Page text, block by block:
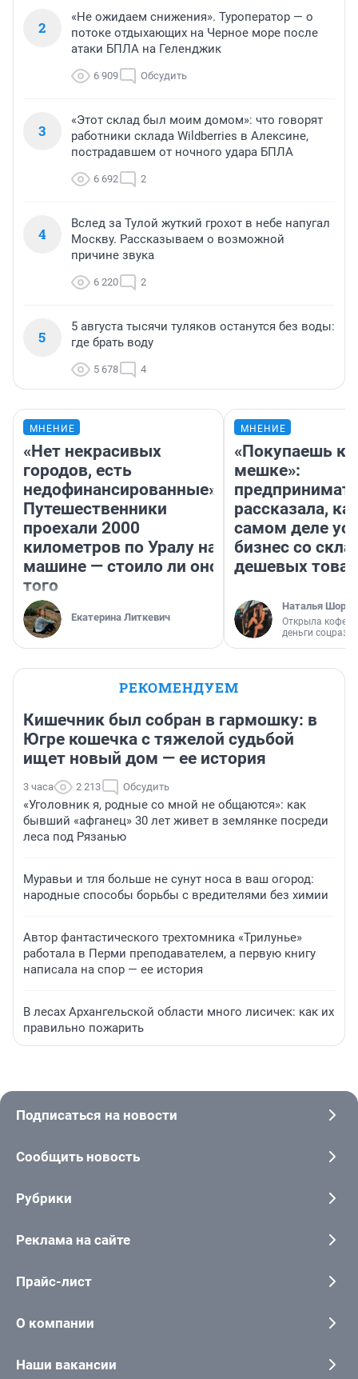
2
«Не ожидаем снижения». Туроператор — о
потоке отдыхающих на Черное море после
атаки БПЛА на Геленджик
6 909 Обсудить
3
«Этот склад был моим домом»: что говорят
работники склада Wildberries в Алексине,
пострадавшем от ночного удара БПЛА
6 692 2
4
Вслед за Тулой жуткий грохот в небе напугал
Москву. Рассказываем о возможной
причине звука
6 220 2
5
5 августа тысячи туляков останутся без воды:
где брать воду
5 678 4
МНЕНИЕ
«Нет некрасивых
городов, есть
недофинансированные».
Путешественники
проехали 2000
километров по Уралу на
машине — стоило ли оно
того
Екатерина Литкевич
МНЕНИЕ
«Покупаешь
мешке»:
рассказала,
самом деле
бизнес со
дешевых
Наталья
Открыла
деньги
РЕКОМЕНДУЕМ
Кишечник был собран в гармошку: в
Югре кошечка с тяжелой судьбой
ищет новый дом — ее история
3 часа 2 213 Обсудить
«Уголовник я, родные со мной не общаются»: как
бывший «афганец» 30 лет живет в землянке посреди
леса под Рязанью
Муравьи и тля больше не сунут носа в ваш огород:
народные способы борьбы с вредителями без химии
Автор фантастического трехтомника «Трилунье»
работала в Перми преподавателем, а первую книгу
написала на спор — ее история
В лесах Архангельской области много лисичек: как их
правильно пожарить
Подписаться на новости
Сообщить новость
Рубрики
Реклама на сайте
Прайс-лист
О компании
Наши вакансии